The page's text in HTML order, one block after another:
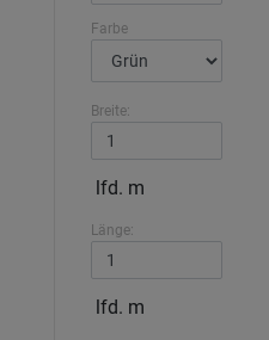
Farbe
Breite:
lfd. m
Länge:
lfd. m